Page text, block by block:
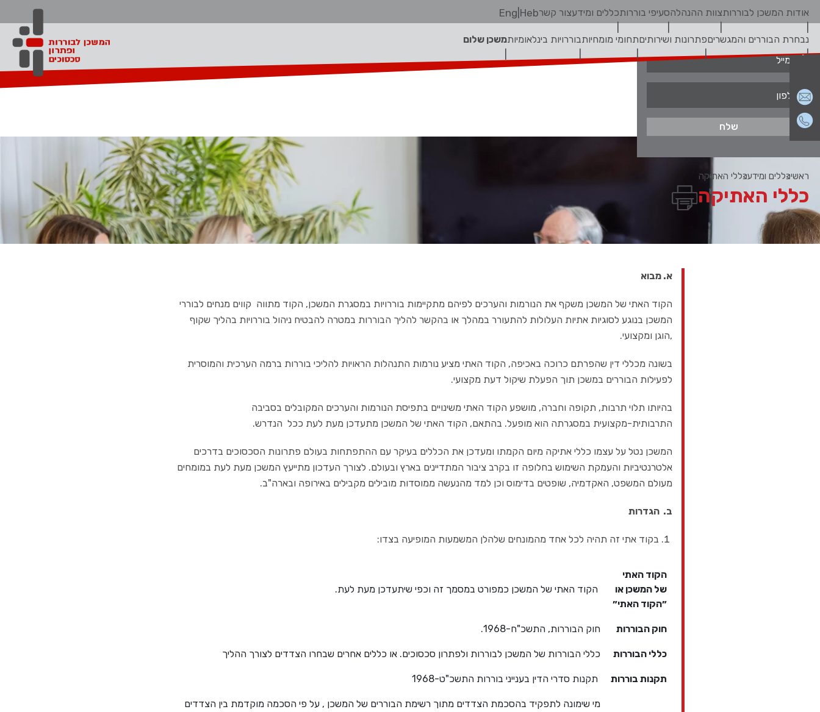
אודות המשכן לבוררותצוות ההנהלהסעיפי בוררותכללים ומידעצור קשרHeb
Eng
נבחרת הבוררים והמגשריםפתרונות ושירותיםתחומי מומחיותבוררויות בינלאומיותמשכן שלום צור קשר
ראשיכללים ומידעכללי האתיקה
כללי האתיקה
א. מבוא
הקוד האתי של המשכן משקף את הנורמות והערכים לפיהם מתקיימות בוררויות במסגרת המשכן, הקוד מתווה קווים מנחים לבוררי
המשכן בנוגע לסוגיות אתיות העלולות להתעורר במהלך או בהקשר להליך הבוררות במטרה להבטיח ניהול בוררויות בהליך שקוף
,הוגן ומקצועי.
בשונה מכללי דין שהפרתם כרוכה באכיפה, הקוד האתי מציע נורמות התנהלות הראויות להליכי בוררות ברמה הערכית והמוסרית
לפעילות הבוררים במשכן תוך הפעלת שיקול דעת מקצועי.
בהיותו תלוי תרבות, תקופה וחברה, מושפע הקוד האתי משינויים בתפיסת הנורמות והערכים המקובלים בסביבה
התרבותית-מקצועית במסגרתה הוא מופעל. בהתאם, הקוד האתי של המשכן מתעדכן מעת לעת ככל הנדרש.
המשכן נטל על עצמו כללי אתיקה מיום הקמתו ומעדכן את הכללים בעיקר עם ההתפתחות בעולם פתרונות הסכסוכים בדרכים
אלטרנטיביות והעמקת השימוש בחלופה זו בקרב ציבור המתדיינים בארץ ובעולם. לצורך העדכון מתייעץ המשכן מעת לעת במומחים
מעולם המשפט, האקדמיה, שופטים בדימוס וכן למד מהנעשה ממוסדות מובילים מקבילים באירופה ובארה"ב.
ב. הגדרות
בקוד אתי זה תהיה לכל אחד מהמונחים שלהלן המשמעות המופיעה בצדו:
הקוד האתי
של המשכן או
״הקוד האתי״
הקוד האתי של המשכן כמפורט במסמך זה וכפי שיתעדכן מעת לעת.
חוק הבוררות חוק הבוררות, התשכ"ח-1968.
כללי הבוררות כללי הבוררות של המשכן לבוררות ולפתרון סכסוכים. או כללים אחרים שבחרו הצדדים לצורך ההליך
תקנות בוררות תקנות סדרי הדין בענייני בוררות התשכ"ט-1968
מי שימונה לתפקיד בהסכמת הצדדים מתוך רשימת הבוררים של המשכן , על פי הסכמה מוקדמת בין הצדדים